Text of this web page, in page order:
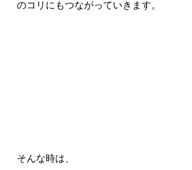
のコリにもつながっていきます。
そんな時は、